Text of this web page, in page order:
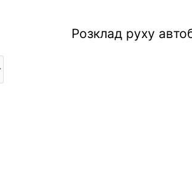
Розклад руху